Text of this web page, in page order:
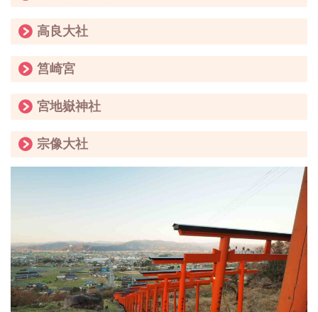
高良大社
筥崎宮
宮地嶽神社
宗像大社